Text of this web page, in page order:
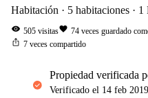
Habitación 5 habitaciones 1
visibility 505 visitasfavorite 74 veces guardado
ios_share 7 veces compartido
propiedad verificada
Verificado el 14 feb 2019